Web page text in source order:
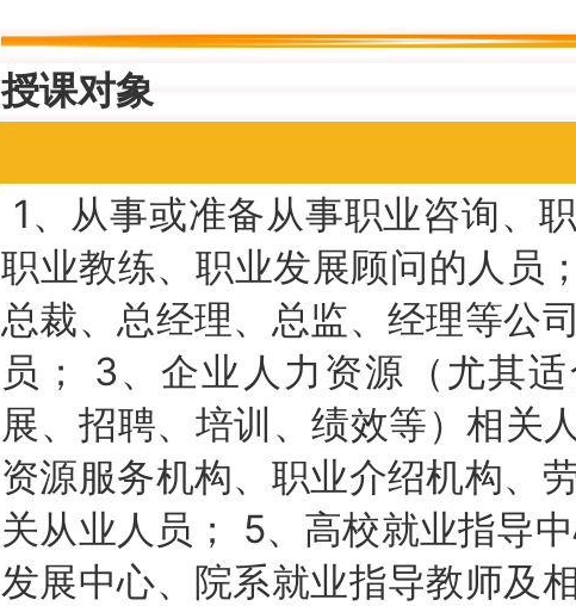
授课对象
1、从事或准备从事职业咨询、
职业教练、职业发展顾问的人员
总裁、总经理、总监、经理等公
员； 3、企业人力资源（尤其
展、招聘、培训、绩效等）相关
资源服务机构、职业介绍机构、
关从业人员； 5、高校就业指导
发展中心、院系就业指导教师及